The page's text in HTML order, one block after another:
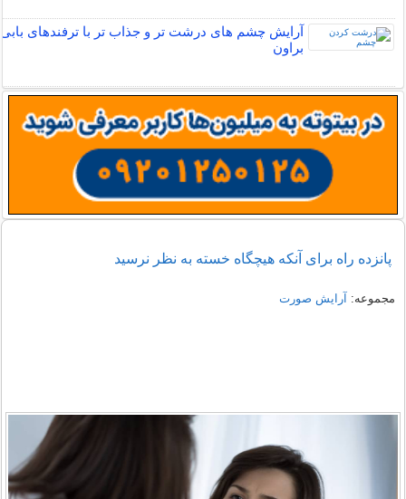
آرایش چشم های درشت تر و جذاب تر با ترفندهای بابی
براون
پانزده راه برای آنکه هیچگاه خسته به نظر نرسید
مجموعه: آرایش صورت